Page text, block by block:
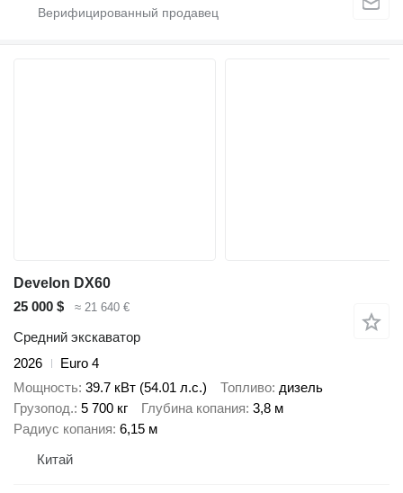
Develon DX60
25 000 $
≈ 21 640 €
Средний экскаватор
2026
Euro 4
Мощность 39.7 кВт (54.01 л.с.) Топливо дизель
Грузопод. 5 700 кг Глубина копания 3,8 м
Радиус копания 6,15 м
Китай